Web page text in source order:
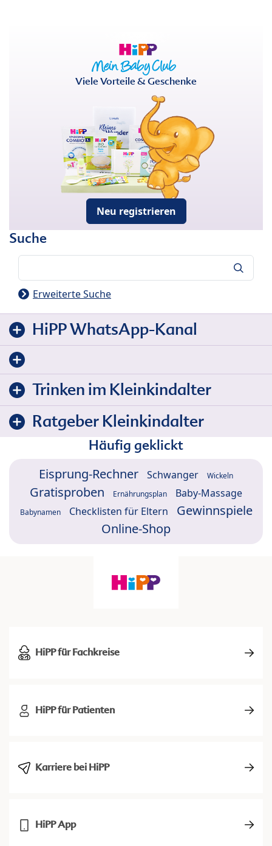
Viele Vorteile & Geschenke
Neu registrieren
Suche
Erweiterte Suche
HiPP WhatsApp-Kanal
Trinken im Kleinkindalter
Ratgeber Kleinkindalter
Häufig geklickt
Eisprung-Rechner Schwanger Wickeln
Gratisproben Ernährungsplan Baby-Massage
Babynamen Checklisten für Eltern
Gewinnspiele
Online-Shop
HiPP für Fachkreise
HiPP für Patienten
Karriere bei HiPP
HiPP App